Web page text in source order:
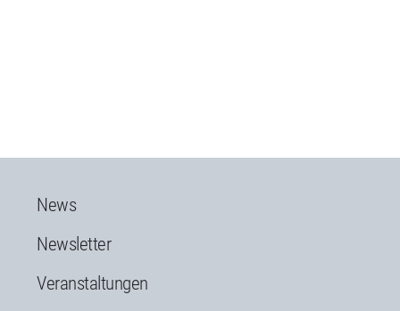
News
Newsletter
Veranstaltungen